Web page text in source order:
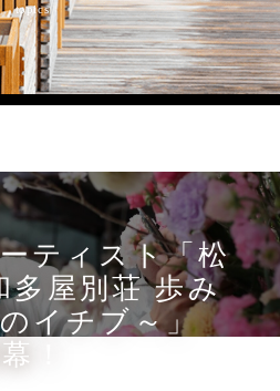
topics
ティスト「松
多屋別荘 歩み
イチブ～」
！